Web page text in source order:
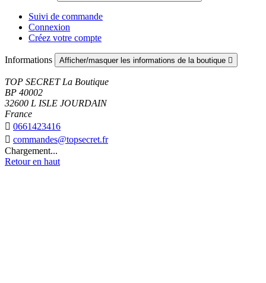
Suivi de commande
Connexion
Créez votre compte
Informations Afficher/masquer les informations de la boutique 
TOP SECRET La Boutique
BP 40002
32600 L ISLE JOURDAIN
France
 0661423416
 commandes@topsecret.fr
Chargement...
Retour en haut